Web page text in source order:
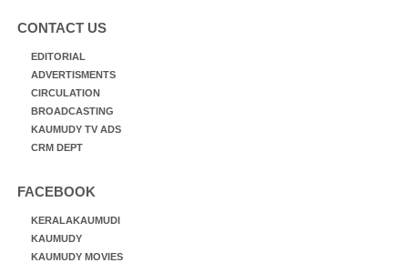
CONTACT US
EDITORIAL
ADVERTISMENTS
CIRCULATION
BROADCASTING
KAUMUDY TV ADS
CRM DEPT
FACEBOOK
KERALAKAUMUDI
KAUMUDY
KAUMUDY MOVIES